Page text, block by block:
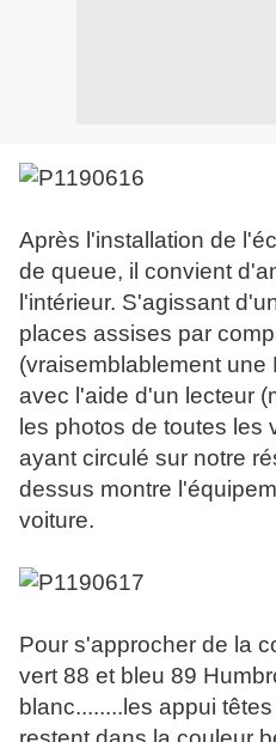
Après l'installation de
de queue, il convient
l'intérieur. S'agissant
places assises par
(vraisemblablement une
avec l'aide d'un lecteur
les photos de toutes les
ayant circulé sur notre
dessus montre
voiture.
Pour s'approcher de la
vert 88 et bleu 89
blanc........les appui